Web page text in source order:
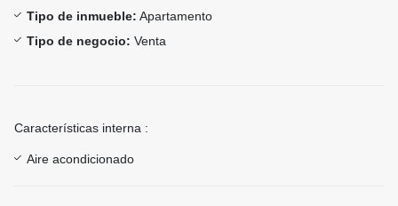
Tipo de inmueble: Apartamento
Tipo de negocio: Venta
Características interna :
Aire acondicionado